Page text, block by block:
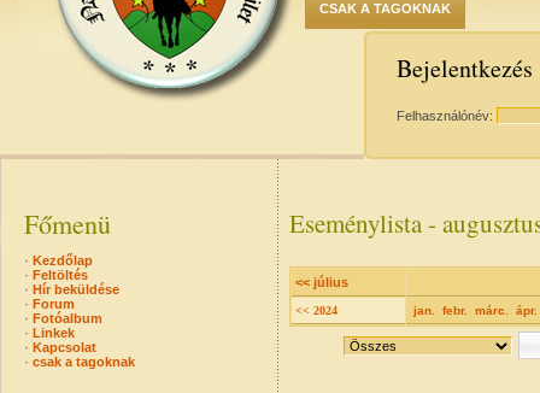
CSAK A TAGOKNAK
Bejelentkezés
Felhasználónév:
Főmenü
· Kezdőlap
· Feltöltés
· Hír beküldése
· Forum
· Fotóalbum
· Linkek
· Kapcsolat
· csak a tagoknak
Eseménylista -
<< július
<< 2024 jan. febr. márc. ápr.